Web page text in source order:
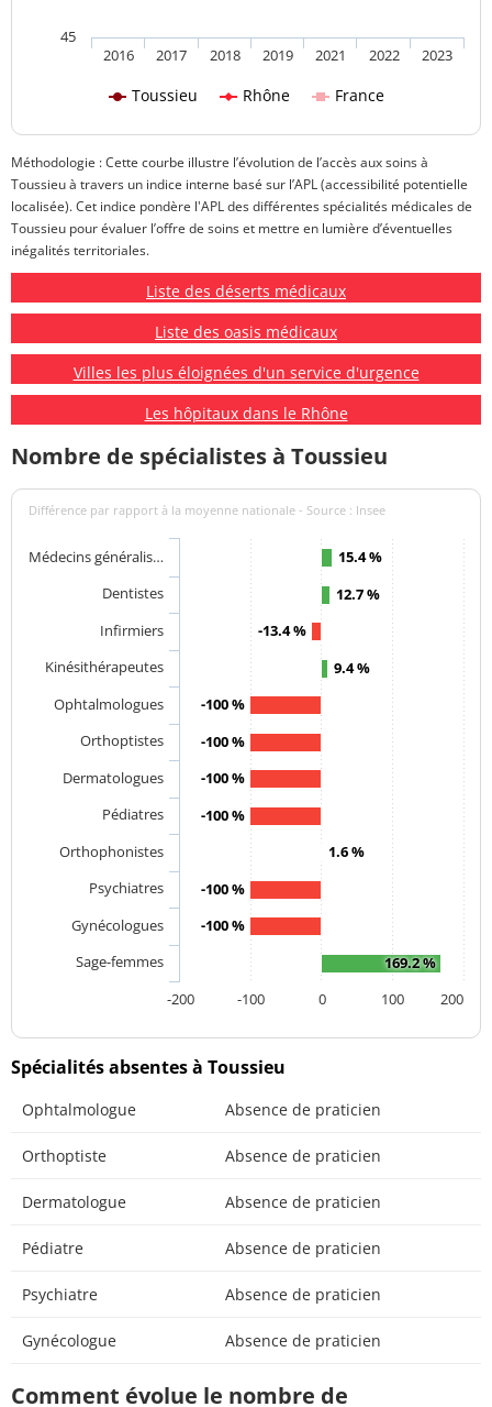
Toussieu Rhône France
2016 2017 2018 2019 2021 2022 2023
45
Méthodologie : Cette courbe illustre l’évolution de l’accès aux soins à
Toussieu à travers un indice interne basé sur l’APL (accessibilité potentielle
localisée). Cet indice pondère l'APL des différentes spécialités médicales de
Toussieu pour évaluer l’offre de soins et mettre en lumière d’éventuelles
inégalités territoriales.
Liste des déserts médicaux
Liste des oasis médicaux
Villes les plus éloignées d'un service d'urgence
Les hôpitaux dans le Rhône
Nombre de spécialistes à Toussieu
Différence par rapport à la moyenne nationale - Source : Insee
15.4 %
12.7 %
-13.4 %
9.4 %
-100 %
-100 %
-100 %
-100 %
1.6 %
-100 %
-100 %
169.2 %
Médecins généralis…
Dentistes
Infirmiers
Kinésithérapeutes
Ophtalmologues
Orthoptistes
Dermatologues
Pédiatres
Orthophonistes
Psychiatres
Gynécologues
Sage-femmes
-100
0 100 200
-200
Spécialités absentes à Toussieu
Ophtalmologue Absence de praticien
Orthoptiste Absence de praticien
Dermatologue Absence de praticien
Pédiatre Absence de praticien
Psychiatre Absence de praticien
Gynécologue Absence de praticien
Comment évolue le nombre de